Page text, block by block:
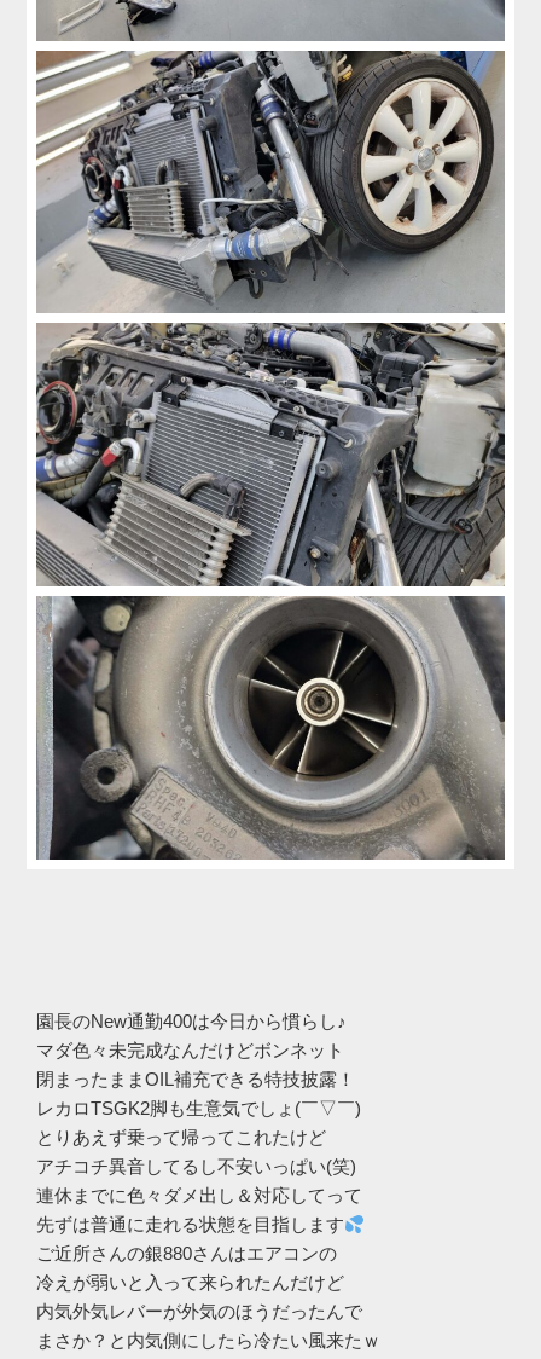
園長のNew通勤400は今日から慣らし♪
マダ色々未完成なんだけどボンネット
閉まったままOIL補充できる特技披露！
レカロTSGK2脚も生意気でしょ(￣▽￣)
とりあえず乗って帰ってこれたけど
アチコチ異音してるし不安いっぱい(笑)
連休までに色々ダメ出し＆対応してって
先ずは普通に走れる状態を目指します
ご近所さんの銀880さんはエアコンの
冷えが弱いと入って来られたんだけど
内気外気レバーが外気のほうだったんで
まさか？と内気側にしたら冷たい風来たｗ